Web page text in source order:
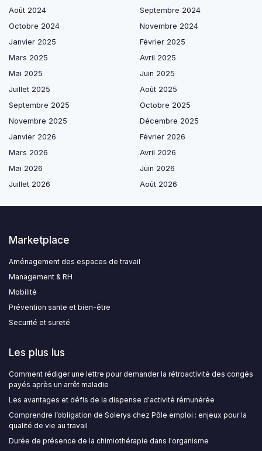
Août 2024
Septembre 2024
Octobre 2024
Novembre 2024
Janvier 2025
Février 2025
Mars 2025
Avril 2025
Mai 2025
Juin 2025
Juillet 2025
Août 2025
Septembre 2025
Octobre 2025
Novembre 2025
Décembre 2025
Janvier 2026
Février 2026
Mars 2026
Avril 2026
Mai 2026
Juin 2026
Juillet 2026
Août 2026
Marketplace
Aménagement des espaces de travail
Management & RH
Mobilité
Prévention sante et bien-être
Securité et sureté
Les plus lus
Comment rédiger une lettre pour demander la rétroactivité des congés
payés après un arrêt maladie
Les avantages et défis de la dispense d'activité rémunérée
Comprendre l’obligation de Solerys chez Pôle emploi : enjeux pour la
qualité de vie au travail
Durée de présence de la chimiothérapie dans l'organisme